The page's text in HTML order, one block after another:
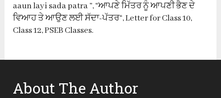
aaun layi sada patra ”, “ਆਪਣੇ ਮਿੱਤਰ ਨੂੰ ਆਪਣੀ ਭੈਣ ਦੇ
ਵਿਆਹ ਤੇ ਆਉਣ ਲਈ ਸੱਦਾ-ਪੱਤਰ“, Letter for Class 10,
Class 12, PSEB Classes.
About The Author